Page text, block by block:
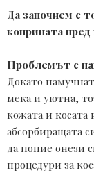
Да започнем с
коприната
Докато
мека и уютна,
кожата и
абсорбиращата
да попие
процедури за